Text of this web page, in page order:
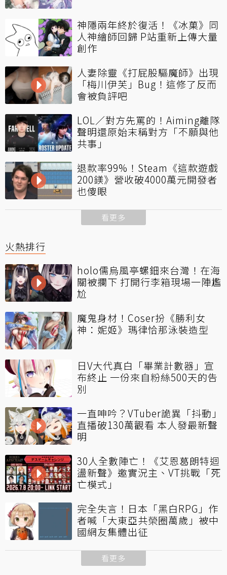
神隱兩年終於復活！《冰菓》同
人神繪師回歸 P站重新上傳大量
創作
人妻除靈《打屁股驅魔師》出現
「梅川伊芙」Bug！這修了反而
會被負評吧
LOL／對方先罵的！Aiming離隊
聲明還原始末稱對方「不願與他
共事」
退款率99%！Steam《這款遊戲
200鎂》營收破4000萬元開發者
也傻眼
看更多
火熱排行
holo儒烏風亭螺鈿來台灣！在海
關被攔下 打開行李箱現場一陣尷
尬
魔鬼身材！Coser扮《勝利女
神：妮姬》瑪律恰那泳裝造型
日V大代真白「畢業計數器」宣
布終止 一份來自粉絲500天的告
別
一直呻吟？VTuber詭異「抖動」
直播破130萬觀看 本人發最新聲
明
30人全數陣亡！《艾恩葛朗特迴
盪新聲》邀實況主、VT挑戰「死
亡模式」
完全失言！日本「黑白RPG」作
者喊「大東亞共榮圈萬歲」被中
國網友集體出征
看更多